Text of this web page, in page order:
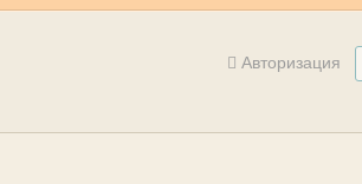
Авторизация